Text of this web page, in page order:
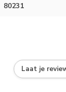
80231
Laat je